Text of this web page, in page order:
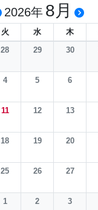
2026年 8月
火 水 木
28 29 30
4 5 6
11 12 13
18 19 20
25 26 27
1 2 3